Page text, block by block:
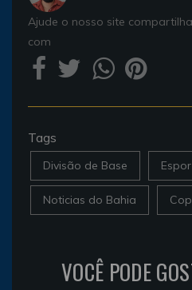
Ajude o nosso site
com
Tags
Divisão de Base
Noticias do Bahia
VOCÊ PODE